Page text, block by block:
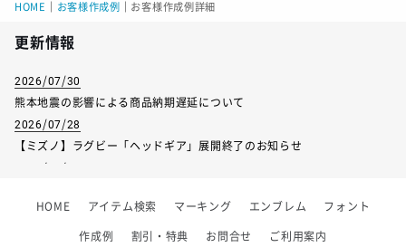
HOME お客様作成例 お客様作成例詳細
更新情報
2026/07/30
熊本地震の影響による商品納期遅延について
2026/07/28
【ミズノ】ラグビー「ヘッドギア」展開終了のお知らせ
2026/07/01
2026/06/09
【アシックス】一部商品「生地の在庫限り」廃盤のお知らせ
HOME アイテム検索 マーキング エンブレム フォント
作成例 割引・特典 お問合せ ご利用案内